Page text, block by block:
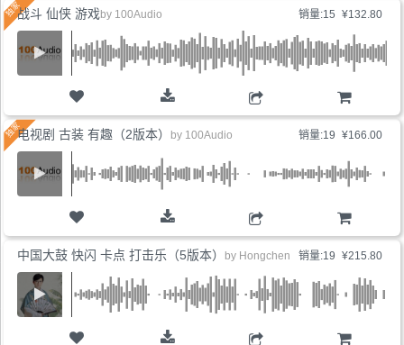
销量:15 ¥132.80
购物车
战斗 仙侠 游戏by 100Audio
销量:19 ¥166.00
购物车
电视剧 古装 有趣（2版本） by 100Audio
销量:19 ¥215.80
中国大鼓 快闪 卡点 打击乐（5版本） by Hongchen